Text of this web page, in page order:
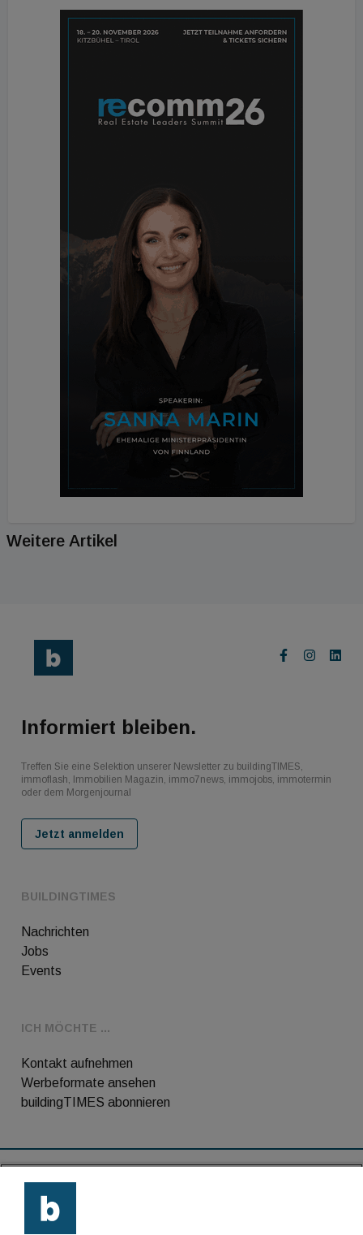
Weitere Artikel
BUILDINGTIMES
Nachrichten
Jobs
Events
ICH MÖCHTE ...
Kontakt aufnehmen
Werbeformate ansehen
buildingTIMES abonnieren
Informiert bleiben.
Treffen Sie eine Selektion unserer Newsletter zu buildingTIMES,
immoflash, Immobilien Magazin, immo7news, immojobs, immotermin
oder dem Morgenjournal
Jetzt anmelden
Kontakt